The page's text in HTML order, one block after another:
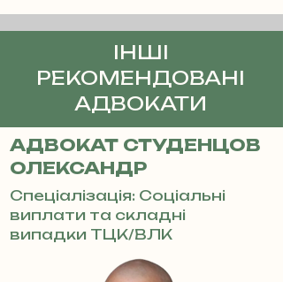
ІНШІ
РЕКОМЕНДОВАНІ
АДВОКАТИ
АДВОКАТ СТУДЕНЦОВ
ОЛЕКСАНДР
Спеціалізація: Соціальні
виплати та складні
випадки ТЦК/ВЛК